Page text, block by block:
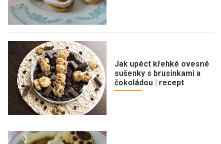
Jak upéct křehké ovesné
sušenky s brusinkami a
čokoládou | recept